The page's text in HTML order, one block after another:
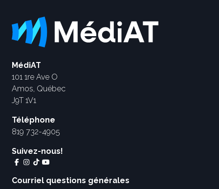
MédiAT
101 1re Ave O
Amos, Québec
J9T 1V1
Téléphone
819 732-4905
Suivez-nous!
Courriel questions générales